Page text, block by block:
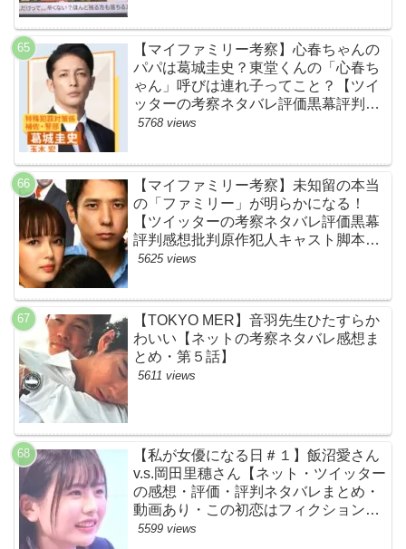
【マイファミリー考察】心春ちゃんの
パパは葛城圭史？東堂くんの「心春ち
ゃん」呼びは連れ子ってこと？【ツイ
ッターの考察ネタバレ評価黒幕評判感
想批判原作犯人キャスト脚本あらすじ
5768 views
【マイファミリー考察】未知留の本当
の「ファミリー」が明らかになる！
【ツイッターの考察ネタバレ評価黒幕
評判感想批判原作犯人キャスト脚本あ
らすじ伏線まとめ】
5625 views
【TOKYO MER】音羽先生ひたすらか
わいい【ネットの考察ネタバレ感想ま
とめ・第５話】
5611 views
【私が女優になる日＃１】飯沼愛さん
v.s.岡田里穗さん【ネット・ツイッター
の感想・評価・評判ネタバレまとめ・
動画あり・この初恋はフィクションで
す・初恋Ｆ】
5599 views